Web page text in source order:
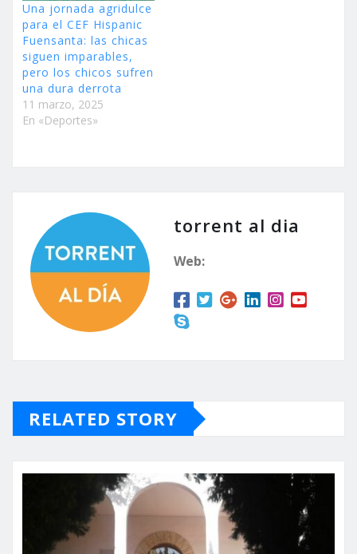
Una jornada agridulce
para el CEF Hispanic
Fuensanta: las chicas
siguen imparables,
pero los chicos sufren
una dura derrota
11 marzo, 2025
En «Deportes»
torrent al dia
Web:
RELATED STORY